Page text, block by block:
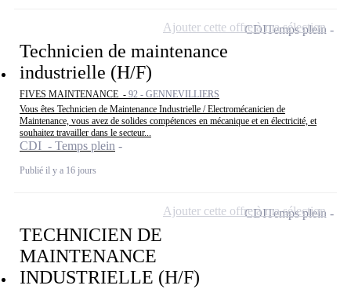
Technicien de maintenance
industrielle (H/F)
FIVES MAINTENANCE - 92 - GENNEVILLIERS
Vous êtes Technicien de Maintenance Industrielle / Electromécanicien de
Maintenance, vous avez de solides compétences en mécanique et en électricité, et
souhaitez travailler dans le secteur...
CDI - Temps plein
Publié il y a 16 jours
CDITemps plein
Ajouter cette offre à ma sélection
TECHNICIEN DE
MAINTENANCE
INDUSTRIELLE (H/F)
CDITemps plein
Ajouter cette offre à ma sélection